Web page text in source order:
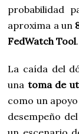
probabilidad
aproxima a un
FedWatch Tool.
La caída del
una toma de
como un
desempeño